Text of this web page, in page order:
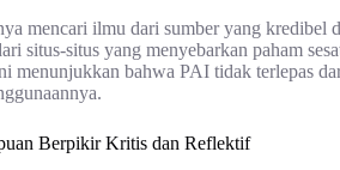
mencari ilmu dari sumber yang kredibel
situs-situs yang menyebarkan paham
menunjukkan bahwa PAI tidak terlepas
Berpikir Kritis dan Reflektif